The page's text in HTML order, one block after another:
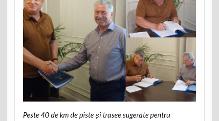
Peste 40 de km de piste și trasee sugerate pentru